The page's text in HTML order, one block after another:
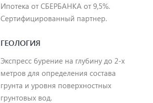
Ипотека от СБЕРБАНКА от 9,5%.
Сертифицированный партнер.
ГЕОЛОГИЯ
Экспресс бурение на глубину до 2-х
метров для определения состава
грунта и уровня поверхностных
грунтовых вод.